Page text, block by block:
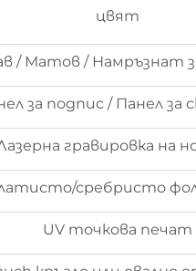
цвят
/ Матов / Намръзнат
за подпис / Панел за
гравировка на
сребристо
UV точкова печат